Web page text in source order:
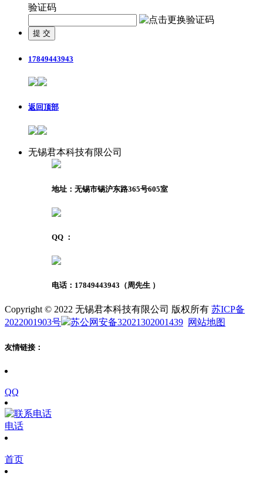
验证码
17849443943
返回顶部
无锡君本科技有限公司
地址：无锡市锡沪东路365号605室
QQ ：
电话： 17849443943 （周先生 ）
Copyright © 2022 无锡君本科技有限公司 版权所有 苏ICP备
2022001903号
苏公网安备32021302001439 网站地图
友情链接：
QQ
电话
首页